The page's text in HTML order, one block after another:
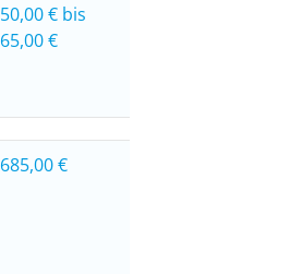
50,00 € bis
65,00 €
685,00 €